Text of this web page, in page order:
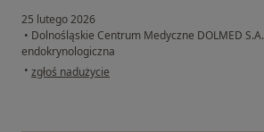
25 lutego 2026
• Dolnośląskie Centrum Medyczne DOLMED S.A.
endokrynologiczna
• w opinii użytkownika Dw
zgłoś nadużycie